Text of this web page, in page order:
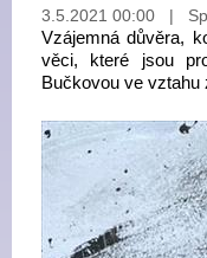
3.5.2021 00:00 |
Vzájemná důvěra,
věci, které jsou
Bučkovou ve